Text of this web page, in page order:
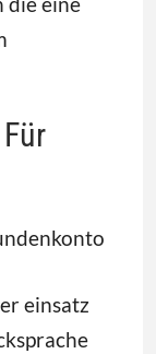
einsatz